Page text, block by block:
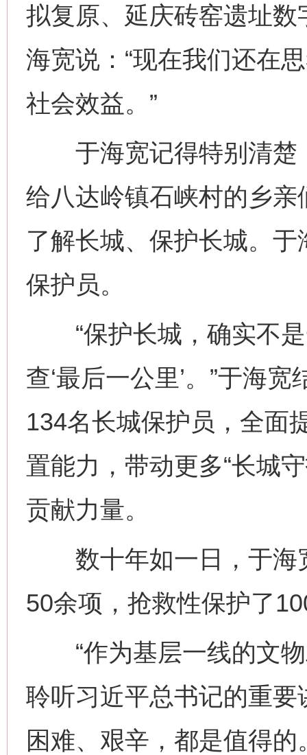
拟复原、延庆砖窑遗址
海宽说：“现在我们还在
社会效益。”
于海宽记得特别清楚
给八达岭镇石峡村的乡
了解长城、保护长城。
保护员。
“保护长城，确实不是
查‘最后一公里’。”于海
134名长城保护员，全面
置能力，带动更多“长城
贡献力量。
数十年如一日，于海
50余项，抢救性保护了
“作为基层一线的文物
聆听习近平总书记的重
困难、艰辛，都是值得